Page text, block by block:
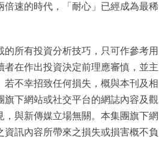
倍速的時代，「耐心」已經成為最稀
的所有投資分析技巧，只可作參考用
者在作出投資決定前理應審慎，並主
若不幸招致任何損失，概與本刊及相
旗下網站或社交平台的網誌內容及觀
，與新傳媒立場無關。本集團旗下網
資訊內容所帶來之損失或損害概不負